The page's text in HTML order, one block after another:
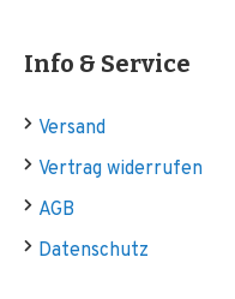
Info & Service
Versand
Vertrag widerrufen
AGB
Datenschutz